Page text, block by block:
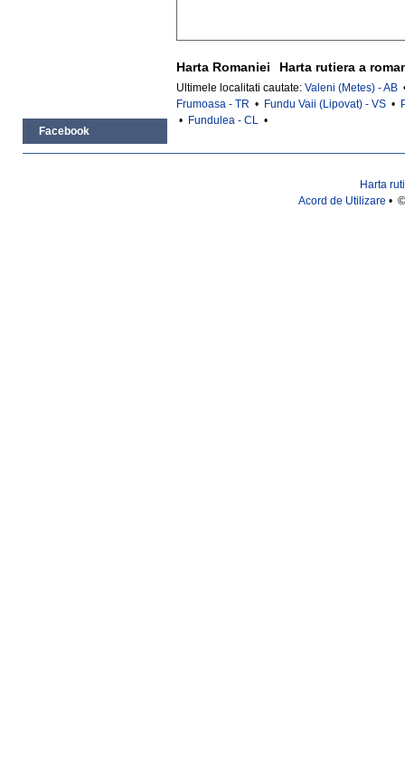
Facebook
Harta Romaniei Harta rutiera a
Ultimele localitati cautate: Valeni (Metes) - AB
Frumoasa - TR • Fundu Vaii (Lipovat) - VS •
• Fundulea - CL •
Harta
Acord de Utilizare •